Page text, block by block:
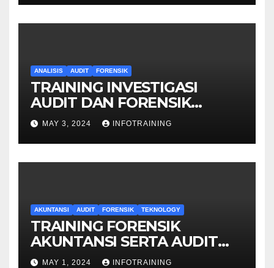
ANALISIS AUDIT FORENSIK
TRAINING INVESTIGASI
AUDIT DAN FORENSIK
KEUANGAN
MAY 3, 2024 INFOTRAINING
AKUNTANSI AUDIT FORENSIK TEKNOLOGY
TRAINING FORENSIK
AKUNTANSI SERTA AUDIT
PENYELIDIKAN
MAY 1, 2024 INFOTRAINING